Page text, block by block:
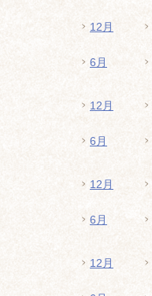
12月
6月
12月
6月
12月
6月
12月